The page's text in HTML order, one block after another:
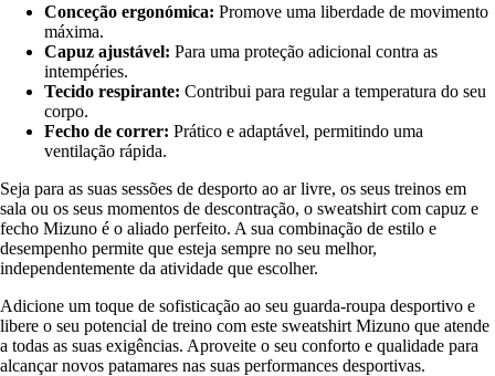
Conceção ergonómica: Promove uma liberdade de movimento
máxima.
Capuz ajustável: Para uma proteção adicional contra as
intempéries.
Tecido respirante: Contribui para regular a temperatura do seu
corpo.
Fecho de correr: Prático e adaptável, permitindo uma
ventilação rápida.
Seja para as suas sessões de desporto ao ar livre, os seus treinos em
sala ou os seus momentos de descontração, o sweatshirt com capuz e
fecho Mizuno é o aliado perfeito. A sua combinação de estilo e
desempenho permite que esteja sempre no seu melhor,
independentemente da atividade que escolher.
Adicione um toque de sofisticação ao seu guarda-roupa desportivo e
libere o seu potencial de treino com este sweatshirt Mizuno que atende
a todas as suas exigências. Aproveite o seu conforto e qualidade para
alcançar novos patamares nas suas performances desportivas.